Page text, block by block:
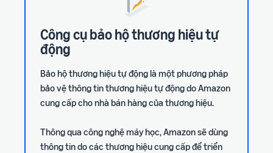
Công cụ bảo hộ thương hiệu tự
động
Bảo hộ thương hiệu tự động là một phương pháp
bảo vệ thông tin thương hiệu tự động do Amazon
cung cấp cho nhà bán hàng của thương hiệu.
Thông qua công nghệ máy học, Amazon sẽ dùng
thông tin do các thương hiệu cung cấp để triển